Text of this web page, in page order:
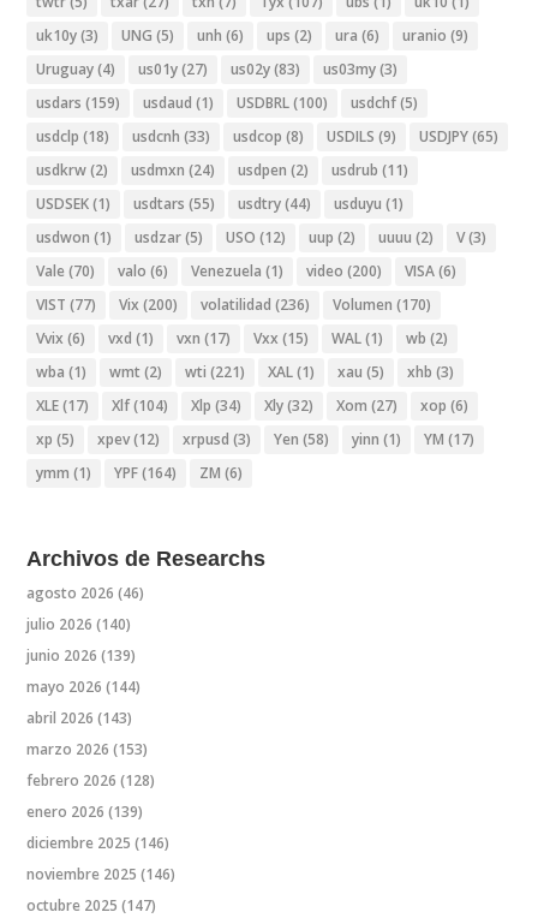
uk10y(3) UNG (5) unh (6) ups (2) ura (6) uranio (9)
Uruguay(4) us01y(27) us02y(83) us03my(3)
usdars (159) usdaud (1) USDBRL(100) usdchf(5)
usdclp (18) usdcnh (33) usdcop (8) USDILS (9) USDJPY(65)
usdkrw(2) usdmxn (24) usdpen (2) usdrub (11)
USDSEK(1) usdtars (55) usdtry(44) usduyu (1)
usdwon (1) usdzar(5) USO (12) uup (2) uuuu (2) V(3)
Vale (70) valo (6) Venezuela (1) video (200) VISA(6)
VIST (77) Vix (200) volatilidad (236) Volumen (170)
Vvix (6) vxd (1) vxn (17) Vxx (15) WAL(1) wb (2)
wba (1) wmt (2) wti (221) XAL(1) xau (5) xhb (3)
XLE(17) Xlf(104) Xlp (34) Xly(32) Xom (27) xop (6)
xp (5) xpev(12) xrpusd (3) Yen (58) yinn (1) YM (17)
ymm (1) YPF(164) ZM (6)
Archivos de Researchs
agosto 2026 (46)
julio 2026 (140)
junio 2026 (139)
mayo 2026 (144)
abril 2026 (143)
marzo 2026 (153)
febrero 2026 (128)
enero 2026 (139)
diciembre 2025 (146)
noviembre 2025 (146)
octubre 2025 (147)